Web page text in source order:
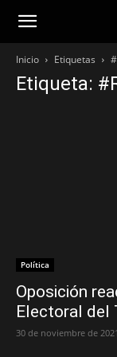
Noticias251
Inicio Etiquetas
Etiqueta:
Política
Oposición
Electoral del
30 de noviembre de 2021